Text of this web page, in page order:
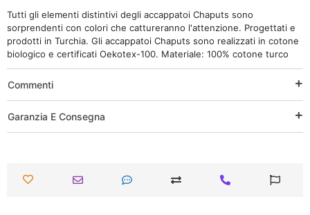
Tutti gli elementi distintivi degli accappatoi Chaputs sono
sorprendenti con colori che cattureranno l'attenzione. Progettati e
prodotti in Turchia. Gli accappatoi Chaputs sono realizzati in cotone
biologico e certificati Oekotex-100. Materiale: 100% cotone turco
Commenti
Garanzia E Consegna